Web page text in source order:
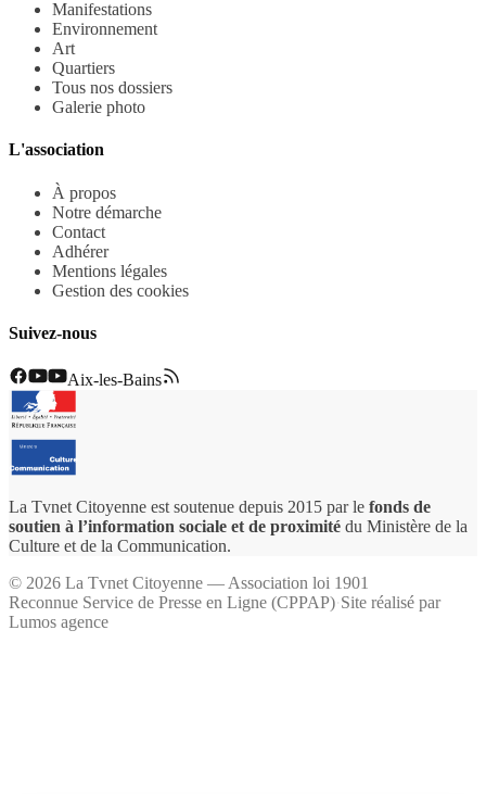
Manifestations
Environnement
Art
Quartiers
Tous nos dossiers
Galerie photo
L'association
À propos
Notre démarche
Contact
Adhérer
Mentions légales
Gestion des cookies
Suivez-nous
Aix-les-Bains
La Tvnet Citoyenne est soutenue depuis 2015 par le fonds de
soutien à l’information sociale et de proximité du Ministère de la
Culture et de la Communication.
© 2026 La Tvnet Citoyenne — Association loi 1901
Reconnue Service de Presse en Ligne (CPPAP)·Site réalisé par
Lumos agence